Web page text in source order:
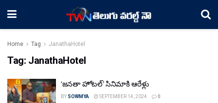
Home Tag JanathaHotel
Tag: JanathaHotel
‘జనతా హోటల్’ సినిమాకి ఆరేళ్లు
BY SOWMYA SEPTEMBER 14, 2024 0